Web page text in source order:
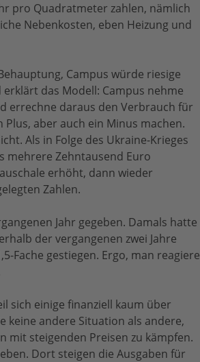
pro Quadratmeter zahlen, nämlich
Nebenkosten, eben Heizung und
Campus würde riesige
das Modell: Campus nehme
errechne daraus den Verbrauch für
aber auch ein Minus machen.
Als in Folge des Ukraine-Krieges
mehrere Zehntausend Euro
erhöht, dann wieder
Zahlen.
Jahr gegeben. Damals hatte
der vergangenen zwei Jahre
Fache gestiegen. Ergo, man reagiere
sich einige finanziell kaum über
keine andere Situation als andere,
mit steigenden Preisen zu kämpfen.
Dort steigen die Ausgaben für